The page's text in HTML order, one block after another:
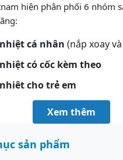
sản phẩm
hiện phân phối 6 nhóm
cá nhân (nắp xoay
có cốc kèm theo
cho trẻ em
nhiệt
giữ nhiệt
nước (bình thủy điện)
Xem thêm